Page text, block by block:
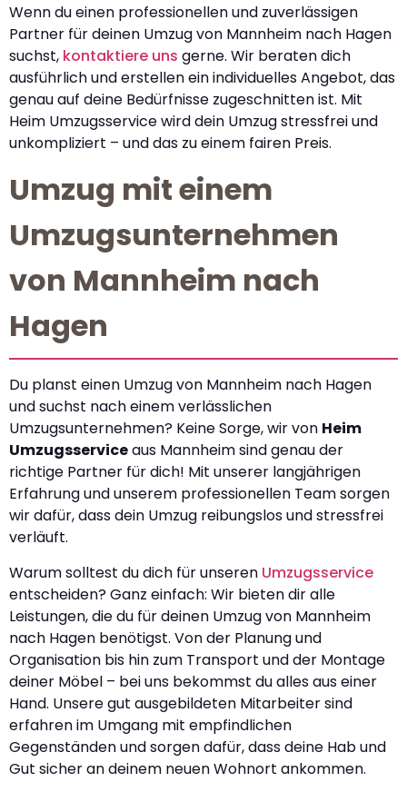
Wenn du einen professionellen und zuverlässigen
Partner für deinen Umzug von Mannheim nach Hagen
suchst, kontaktiere uns gerne. Wir beraten dich
ausführlich und erstellen ein individuelles Angebot, das
genau auf deine Bedürfnisse zugeschnitten ist. Mit
Heim Umzugsservice wird dein Umzug stressfrei und
unkompliziert – und das zu einem fairen Preis.
Umzug mit einem
Umzugsunternehmen
von Mannheim nach
Hagen
Du planst einen Umzug von Mannheim nach Hagen
und suchst nach einem verlässlichen
Umzugsunternehmen? Keine Sorge, wir von Heim
Umzugsserviceaus Mannheim sind genau der
richtige Partner für dich! Mit unserer langjährigen
Erfahrung und unserem professionellen Team sorgen
wir dafür, dass dein Umzug reibungslos und stressfrei
verläuft.
Warum solltest du dich für unseren Umzugsservice
entscheiden? Ganz einfach: Wir bieten dir alle
Leistungen, die du für deinen Umzug von Mannheim
nach Hagen benötigst. Von der Planung und
Organisation bis hin zum Transport und der Montage
deiner Möbel – bei uns bekommst du alles aus einer
Hand. Unsere gut ausgebildeten Mitarbeiter sind
erfahren im Umgang mit empfindlichen
Gegenständen und sorgen dafür, dass deine Hab und
Gut sicher an deinem neuen Wohnort ankommen.